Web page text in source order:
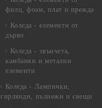
филц, фоам, плат и прежда
Коледа - елементи от
дърво
Коледа - звънчета,
камбанки и метални
елементи
Коледа - Лампички,
гирлянди, пълнежи и свещи